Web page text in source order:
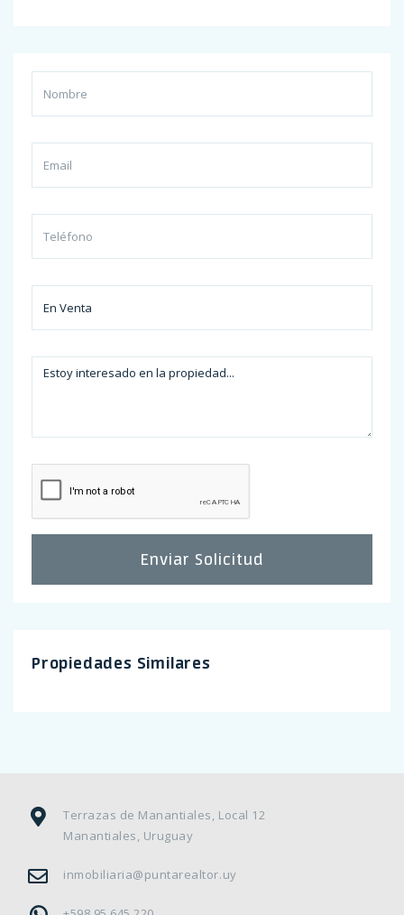
Enviar Solicitud
Propiedades Similares
Terrazas de Manantiales, Local 12
Manantiales, Uruguay
inmobiliaria@puntarealtor.uy